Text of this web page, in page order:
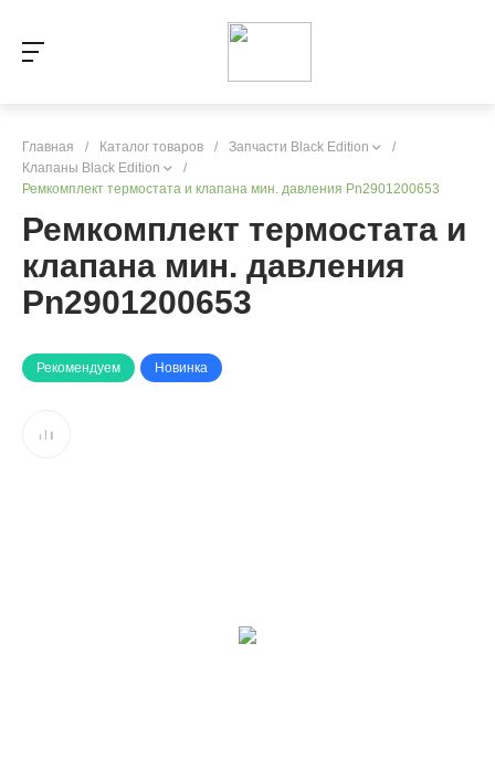
Главная / Каталог товаров / Запчасти Black Edition
/
Клапаны Black Edition
/
Ремкомплект термостата и клапана мин. давления Pn2901200653
Ремкомплект термостата и
клапана мин. давления
Pn2901200653
Рекомендуем Новинка